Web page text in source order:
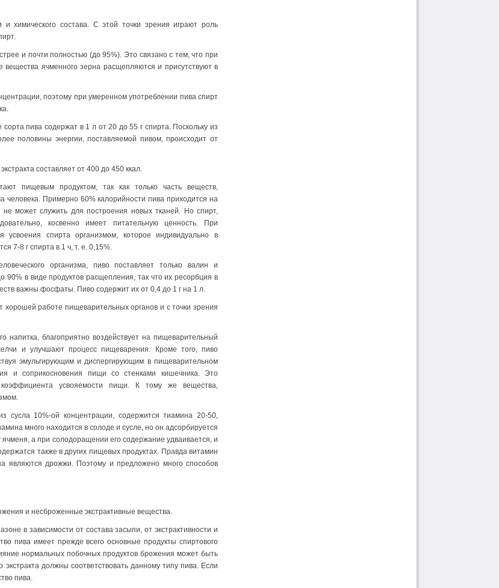
и химического состава. С этой точки зрения играют роль
и почти полностью (до 95%). Это связано с тем, что при
ячменного зерна расщепляются и присутствуют в
поэтому при умеренном употреблении пива спирт
пива содержат в 1 л от 20 до 55 г спирта. Поскольку из
половины энергии, поставляемой пивом, происходит от
составляет от 400 до 450 ккал.
пищевым продуктом, так как только часть веществ,
человека. Примерно 60% калорийности пива приходится на
может служить для построения новых тканей. Но спирт,
косвенно имеет питательную ценность. При
спирта организмом, которое индивидуально в
7-8 г спирта в 1 ч, т. е. 0,15%.
организма, пиво поставляет только валин и
в виде продуктов расщепления, так что их ресорбция в
важны фосфаты. Пиво содержит их от 0,4 до 1 г на 1 л.
работе пищеварительных органов и с точки зрения
напитка, благоприятно воздействует на пищеварительный
и улучшают процесс пищеварения. Кроме того, пиво
эмульгирующим и диспергирующим в пищеварительном
и соприкосновения пищи со стенками кишечника. Это
усвояемости пищи. К тому же вещества,
10%-ой концентрации, содержится тиамина 20-50,
много находится в солоде и сусле, но он адсорбируется
а при солодоращении его содержание удваивается, и
также в других пищевых продуктах. Правда витамин
являются дрожжи. Поэтому и предложено много способов
и несброженные экстрактивные вещества.
в зависимости от состава засыпи, от экстрактивности и
пива имеет прежде всего основные продукты спиртового
нормальных побочных продуктов брожения может быть
должны соответствовать данному типу пива. Если
пива.